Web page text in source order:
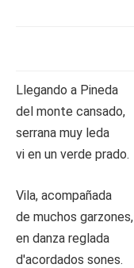
Llegando a Pineda
del monte cansado,
serrana muy leda
vi en un verde prado.
Vila, acompañada
de muchos garzones,
en danza reglada
d′acordados sones.